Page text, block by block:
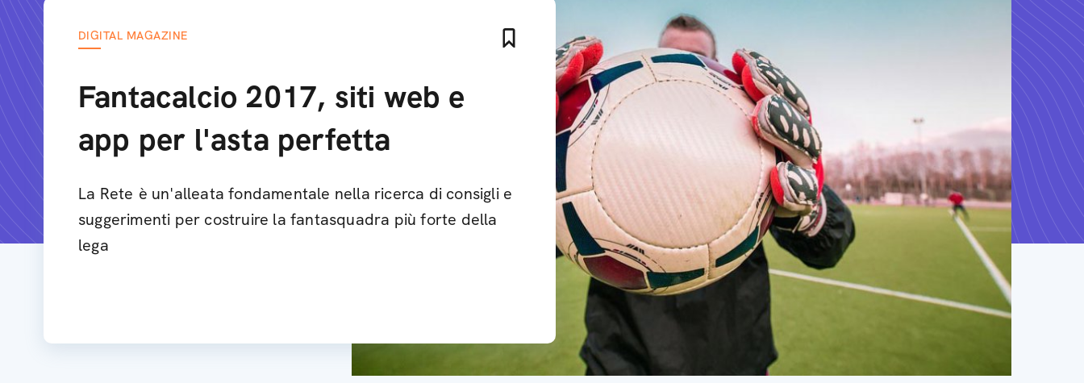
DIGITAL MAGAZINE
Fantacalcio 2017, siti web e
app per l'asta perfetta
La Rete è un'alleata fondamentale nella ricerca di consigli e
suggerimenti per costruire la fantasquadra più forte della
lega